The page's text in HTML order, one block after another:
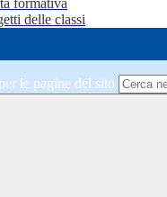
formativa
delle classi
le pagine del sito